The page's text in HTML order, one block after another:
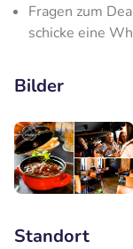
Fragen zum
schicke eine
Bilder
Standort